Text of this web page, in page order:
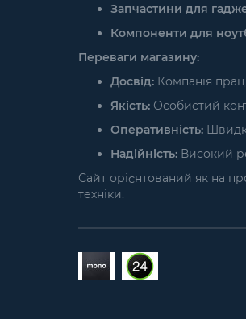
Запчастини для
Компоненти для
Переваги магазину:
Досвід: Компанія
Якість: Особистий
Оперативність:
Надійність: Високий
Сайт орієнтований як на
техніки.